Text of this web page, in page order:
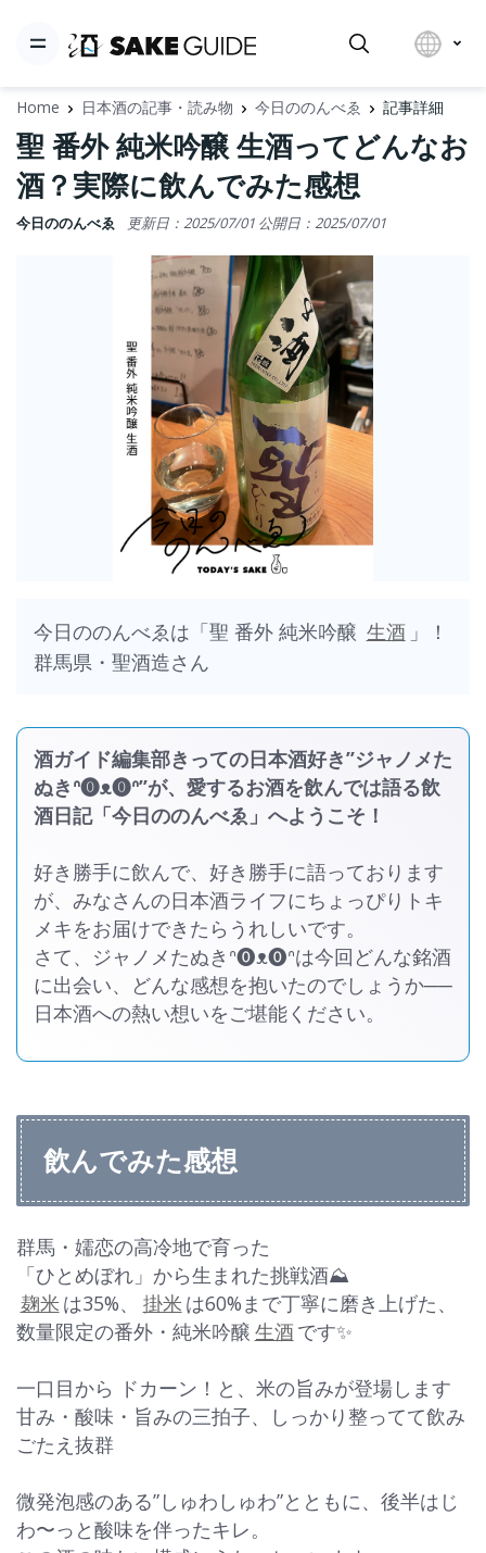
Home 日本酒の記事・読み物 今日ののんべゑ 記事詳細
聖 番外 純米吟醸 生酒ってどんなお
酒？実際に飲んでみた感想
今日ののんべゑ 更新日：2025/07/01 公開日：2025/07/01
今日ののんべゑは「聖 番外 純米吟醸 生酒 」！
群馬県・聖酒造さん
酒ガイド編集部きっての日本酒好き”ジャノメた
ぬきᐢ⓿ᴥ⓿ᐢ”が、愛するお酒を飲んでは語る飲
酒日記「今日ののんべゑ」へようこそ！
好き勝手に飲んで、好き勝手に語っております
が、みなさんの日本酒ライフにちょっぴりトキ
メキをお届けできたらうれしいです。
さて、ジャノメたぬきᐢ⓿ᴥ⓿ᐢは今回どんな銘酒
に出会い、どんな感想を抱いたのでしょうか──
日本酒への熱い想いをご堪能ください。
飲んでみた感想
群馬・嬬恋の高冷地で育った
「ひとめぼれ」から生まれた挑戦酒⛰️
麹米 は35%、 掛米 は60%まで丁寧に磨き上げた、
数量限定の番外・純米吟醸 生酒 です✨
一口目から ドカーン！と、米の旨みが登場します
甘み・酸味・旨みの三拍子、しっかり整ってて飲み
ごたえ抜群
微発泡感のある”しゅわしゅわ”とともに、後半はじ
わ〜っと酸味を伴ったキレ。